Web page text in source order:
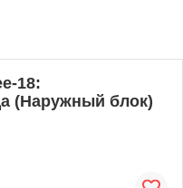
18:
(Наружный блок)